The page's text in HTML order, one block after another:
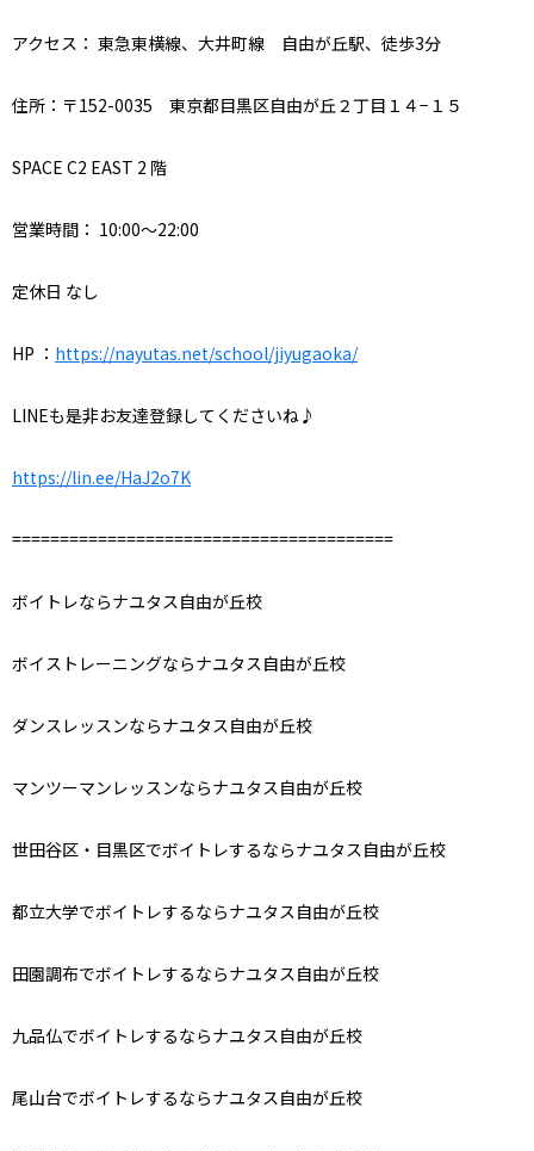
アクセス： 東急東横線、大井町線 自由が丘駅、徒歩3分
住所：〒152-0035 東京都目黒区自由が丘２丁目１４− １５
SPACE C2 EAST 2 階
営業時間： 10:00～22:00
定休日 なし
HP ： https://nayutas.net/school/jiyugaoka/
LINEも是非お友達登録してくださいね♪
https://lin.ee/HaJ2o7K
========================================
ボイトレならナユタス自由が丘校
ボイストレーニングならナユタス自由が丘校
ダンスレッスンならナユタス自由が丘校
マンツーマンレッスンならナユタス自由が丘校
世田谷区・目黒区でボイトレするならナユタス自由が丘校
都立大学でボイトレするならナユタス自由が丘校
田園調布でボイトレするならナユタス自由が丘校
九品仏でボイトレするならナユタス自由が丘校
尾山台でボイトレするならナユタス自由が丘校